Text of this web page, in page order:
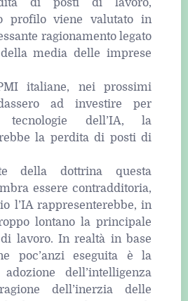
di posti di lavoro,
profilo viene valutato in
ragionamento legato
media delle imprese
italiane, nei prossimi
ad investire per
tecnologie dell’IA, la
la perdita di posti di
della dottrina questa
essere contradditoria,
l’IA rappresenterebbe, in
lontano la principale
lavoro. In realtà in base
poc’anzi eseguita è la
dell’intelligenza
dell’inerzia delle